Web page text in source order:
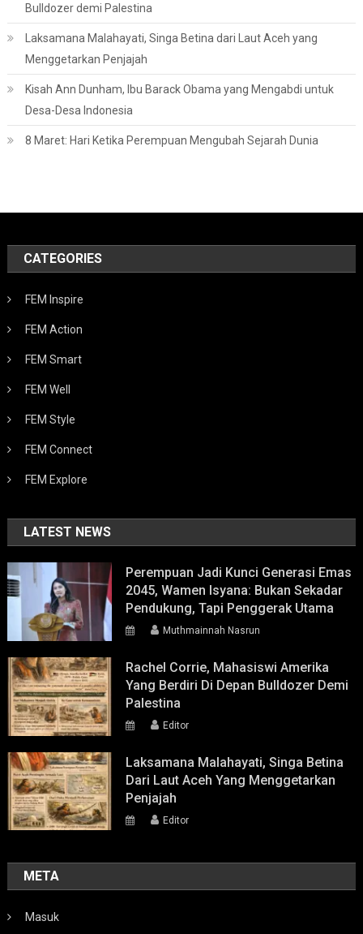
Bulldozer demi Palestina
Laksamana Malahayati, Singa Betina dari Laut Aceh yang
Menggetarkan Penjajah
Kisah Ann Dunham, Ibu Barack Obama yang Mengabdi untuk
Desa-Desa Indonesia
8 Maret: Hari Ketika Perempuan Mengubah Sejarah Dunia
CATEGORIES
FEM Inspire
FEM Action
FEM Smart
FEM Well
FEM Style
FEM Connect
FEM Explore
LATEST NEWS
Perempuan Jadi Kunci Generasi Emas
2045, Wamen Isyana: Bukan Sekadar
Pendukung, Tapi Penggerak Utama
Muthmainnah Nasrun
Rachel Corrie, Mahasiswi Amerika
Yang Berdiri Di Depan Bulldozer Demi
Palestina
Editor
Laksamana Malahayati, Singa Betina
Dari Laut Aceh Yang Menggetarkan
Penjajah
Editor
META
Masuk